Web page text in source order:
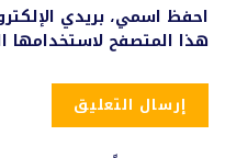
احفظ اسمي، بريدي
هذا المتصفح لاستخدامها